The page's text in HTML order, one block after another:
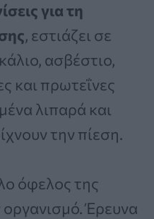
για τη
, εστιάζει σε
ασβέστιο,
και πρωτεΐνες
λιπαρά και
την πίεση.
όφελος της
οργανισμό. Έρευνα